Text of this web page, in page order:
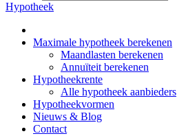
Hypotheek
Maximale hypotheek berekenen
Maandlasten berekenen
Annuïteit berekenen
Hypotheekrente
Alle hypotheek aanbieders
Hypotheekvormen
Nieuws & Blog
Contact